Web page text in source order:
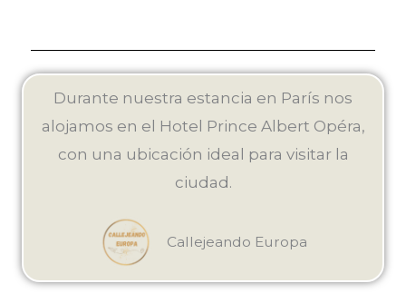
Durante nuestra estancia en París nos
alojamos en el Hotel Prince Albert Opéra,
con una ubicación ideal para visitar la
ciudad.
Callejeando Europa